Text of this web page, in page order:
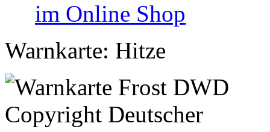
im Online Shop
Warnkarte: Hitze